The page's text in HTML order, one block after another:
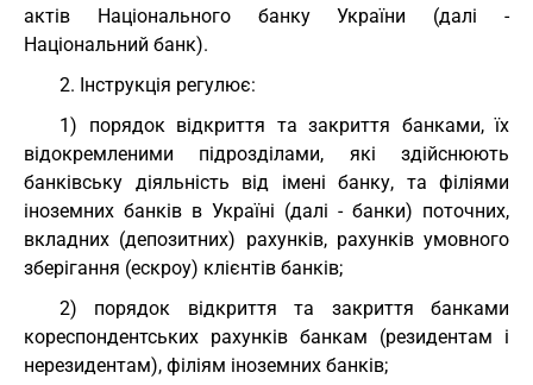
актів Національного банку України (далі -
Національний банк).
2. Інструкція регулює:
1) порядок відкриття та закриття банками, їх
відокремленими підрозділами, які здійснюють
банківську діяльність від імені банку, та філіями
іноземних банків в Україні (далі - банки) поточних,
вкладних (депозитних) рахунків, рахунків умовного
зберігання (ескроу) клієнтів банків;
2) порядок відкриття та закриття банками
кореспондентських рахунків банкам (резидентам і
нерезидентам), філіям іноземних банків;